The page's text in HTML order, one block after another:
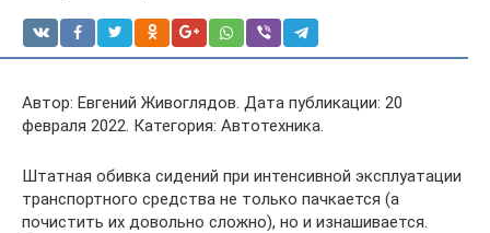
Автор: Евгений Живоглядов. Дата публикации: 20
февраля 2022. Категория: Автотехника.
Штатная обивка сидений при интенсивной эксплуатации
транспортного средства не только пачкается (а
почистить их довольно сложно), но и изнашивается.